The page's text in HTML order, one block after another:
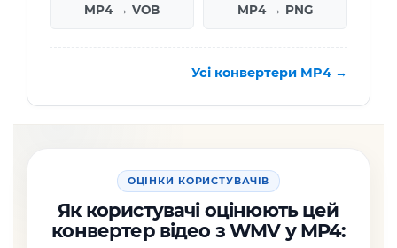
MP4 → VOB MP4 → PNG
Усі конвертери MP4 →
ОЦІНКИ КОРИСТУВАЧІВ
Як користувачі оцінюють цей
конвертер відео з WMV у MP4: